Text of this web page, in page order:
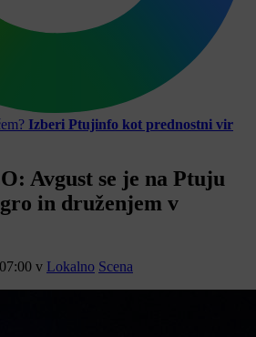
Izberi Ptujinfo kot prednostni vir
Avgust se je na Ptuju
in druženjem v
v Lokalno Scena